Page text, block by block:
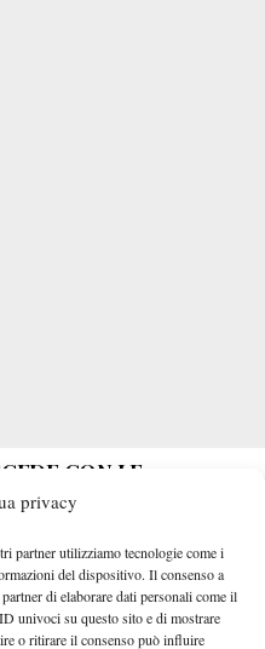
privacy
partner utilizziamo tecnologie come i
del dispositivo. Il consenso a
di elaborare dati personali come il
univoci su questo sito e di mostrare
o ritirare il consenso può influire
CON LE
quindiparte dei siti
perdente, Frech vincente). Il
del sito di betting
Verranno pagate